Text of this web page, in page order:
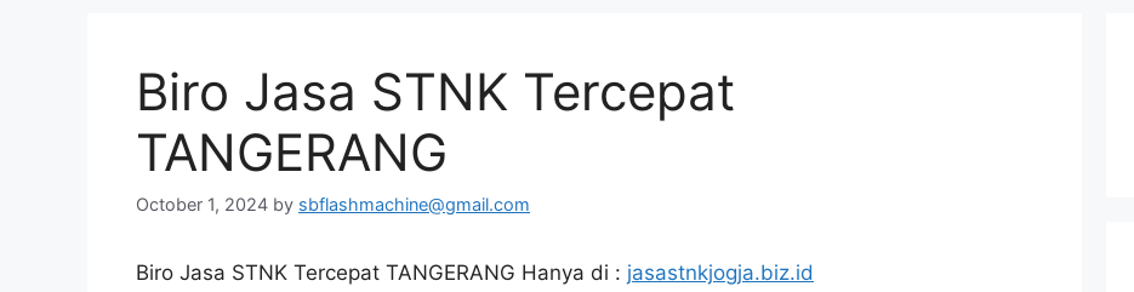
Biro Jasa STNK Tercepat
TANGERANG
October 1, 2024 by sbflashmachine@gmail.com
Biro Jasa STNK Tercepat TANGERANG Hanya di : jasastnkjogja.biz.id